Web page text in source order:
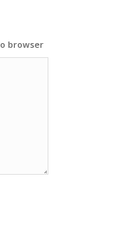
browser